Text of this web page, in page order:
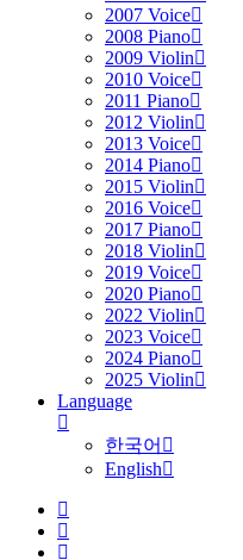
2007 Voice
2008 Piano
2009 Violin
2010 Voice
2011 Piano
2012 Violin
2013 Voice
2014 Piano
2015 Violin
2016 Voice
2017 Piano
2018 Violin
2019 Voice
2020 Piano
2022 Violin
2023 Voice
2024 Piano
2025 Violin
Language
한국어
English